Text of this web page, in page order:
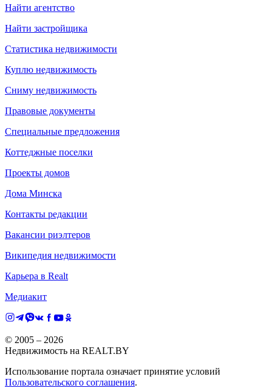
Найти агентство
Найти застройщика
Статистика недвижимости
Куплю недвижимость
Сниму недвижимость
Правовые документы
Специальные предложения
Коттеджные поселки
Проекты домов
Дома Минска
Контакты редакции
Вакансии риэлтеров
Википедия недвижимости
Карьера в Realt
Медиакит
© 2005 – 2026
Недвижимость на REALT.BY
Использование портала означает принятие условий
Пользовательского соглашения.